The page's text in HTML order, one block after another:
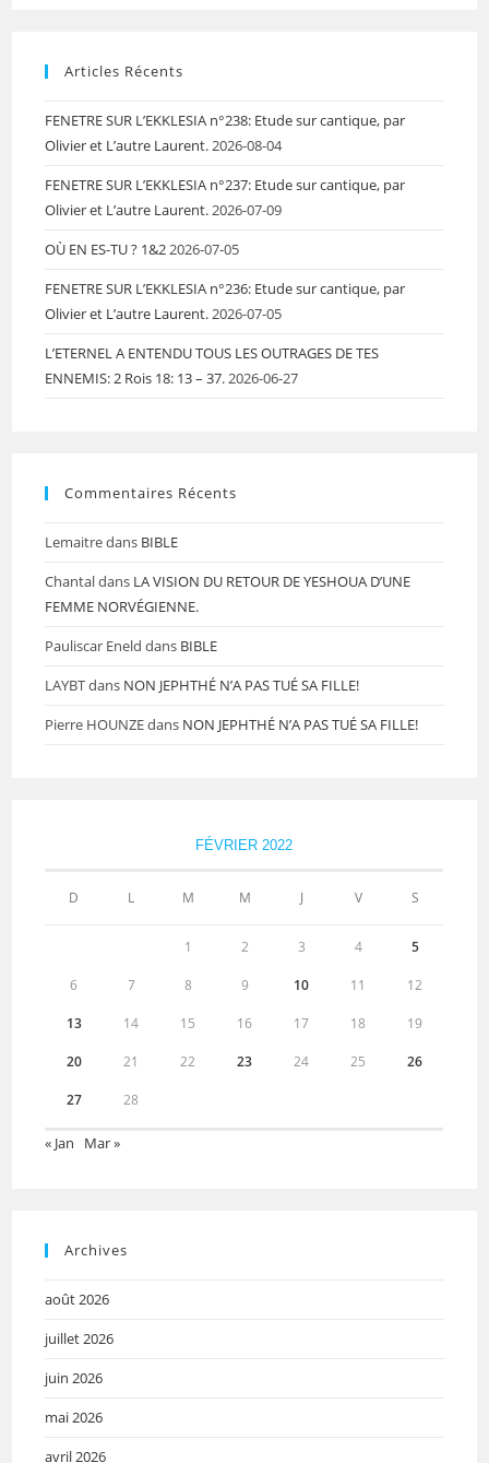
Articles Récents
FENETRE SUR L’EKKLESIA n°238: Etude sur cantique, par
Olivier et L’autre Laurent.2026-08-04
FENETRE SUR L’EKKLESIA n°237: Etude sur cantique, par
Olivier et L’autre Laurent.2026-07-09
OÙ EN ES-TU ? 1&22026-07-05
FENETRE SUR L’EKKLESIA n°236: Etude sur cantique, par
Olivier et L’autre Laurent.2026-07-05
L’ETERNEL A ENTENDU TOUS LES OUTRAGES DE TES
ENNEMIS: 2 Rois 18: 13 – 37.2026-06-27
Commentaires Récents
Lemaitredans BIBLE
Chantaldans LA VISION DU RETOUR DE YESHOUA D’UNE
FEMME NORVÉGIENNE.
Pauliscar Eneld dans BIBLE
LAYBTdans NON JEPHTHÉ N’A PAS TUÉ SA FILLE!
Pierre HOUNZEdans NON JEPHTHÉ N’A PAS TUÉ SA FILLE!
FÉVRIER 2022
D L M M J V S
1 2 3 4 5
6 7 8 9 10 11 12
13 14 15 16 17 18 19
20 21 22 23 24 25 26
27 28
« Jan Mar »
Archives
août 2026
juillet 2026
juin 2026
mai 2026
avril 2026